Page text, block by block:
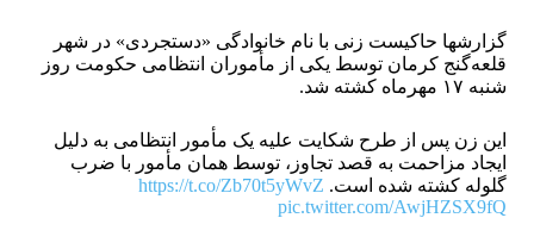
گزارشها حاکیست زنی با نام خانوادگی «دستجردی» در شهر
قلعه‌گنج کرمان توسط یکی از مأموران انتظامی حکومت روز
شنبه ۱۷ مهرماه کشته شد.
این زن پس از طرح شکایت علیه یک مأمور انتظامی به دلیل
ایجاد مزاحمت به قصد تجاوز، توسط همان مأمور با ضرب
گلوله کشته شده است. https://t.co/Zb70t5yWvZ
pic.twitter.com/AwjHZSX9fQ